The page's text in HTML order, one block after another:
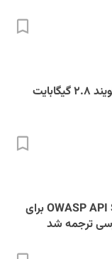
سیسکو هک شد: هکرها می‌گویند ۲.۸ گیگابایت
دستورالعمل امنیتی OWASP API Security برای